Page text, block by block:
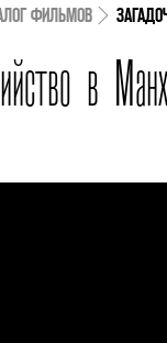
ФИЛЬМОВ
в